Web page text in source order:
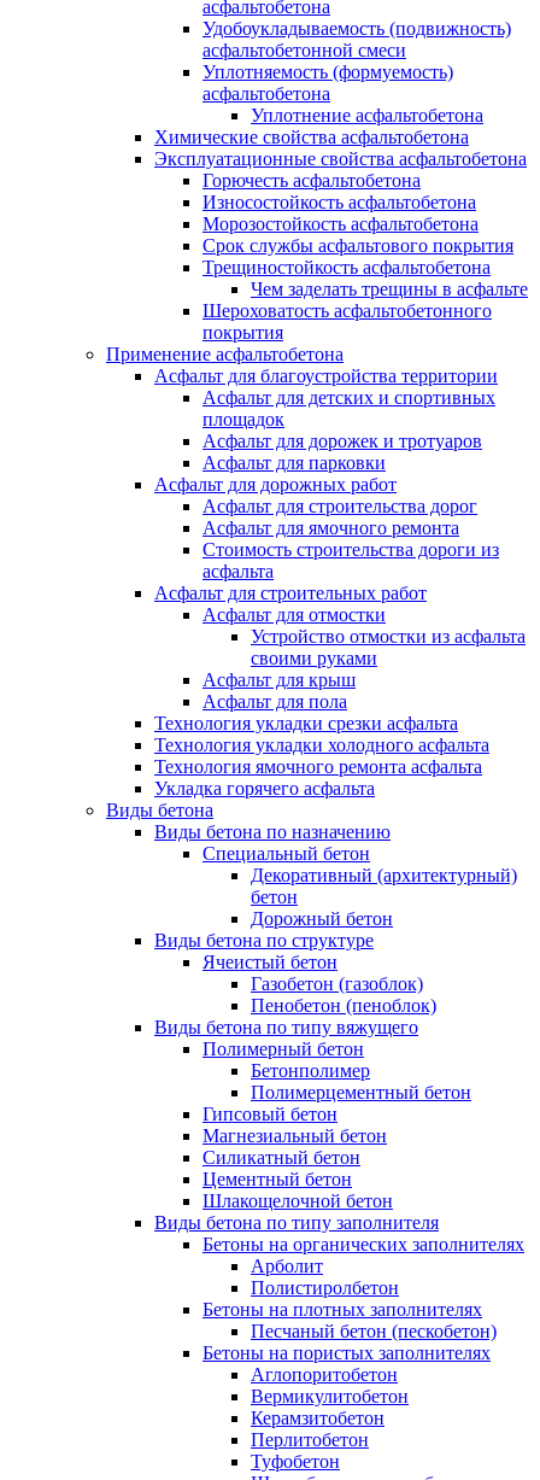
асфальтобетона
Удобоукладываемость (подвижность)
асфальтобетонной смеси
Уплотняемость (формуемость)
асфальтобетона
Уплотнение асфальтобетона
Химические свойства асфальтобетона
Эксплуатационные свойства асфальтобетона
Горючесть асфальтобетона
Износостойкость асфальтобетона
Морозостойкость асфальтобетона
Срок службы асфальтового покрытия
Трещиностойкость асфальтобетона
Чем заделать трещины в асфальте
Шероховатость асфальтобетонного
покрытия
Применение асфальтобетона
Асфальт для благоустройства территории
Асфальт для детских и спортивных
площадок
Асфальт для дорожек и тротуаров
Асфальт для парковки
Асфальт для дорожных работ
Асфальт для строительства дорог
Асфальт для ямочного ремонта
Стоимость строительства дороги из
асфальта
Асфальт для строительных работ
Асфальт для отмостки
Устройство отмостки из асфальта
своими руками
Асфальт для крыш
Асфальт для пола
Технология укладки срезки асфальта
Технология укладки холодного асфальта
Технология ямочного ремонта асфальта
Укладка горячего асфальта
Виды бетона
Виды бетона по назначению
Специальный бетон
Декоративный (архитектурный)
бетон
Дорожный бетон
Виды бетона по структуре
Ячеистый бетон
Газобетон (газоблок)
Пенобетон (пеноблок)
Виды бетона по типу вяжущего
Полимерный бетон
Бетонполимер
Полимерцементный бетон
Гипсовый бетон
Магнезиальный бетон
Силикатный бетон
Цементный бетон
Шлакощелочной бетон
Виды бетона по типу заполнителя
Бетоны на органических заполнителях
Арболит
Полистиролбетон
Бетоны на плотных заполнителях
Песчаный бетон (пескобетон)
Бетоны на пористых заполнителях
Аглопоритобетон
Вермикулитобетон
Керамзитобетон
Перлитобетон
Туфобетон